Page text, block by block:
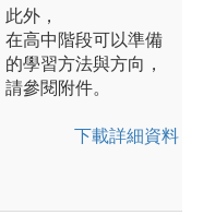
此外，
在高中階段可以準備
的學習方法與方向，
請參閱附件。
下載詳細資料